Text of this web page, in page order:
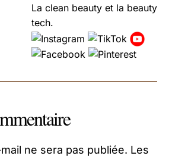
La clean beauty et la beauty
tech.
ne sera pas publiée. Les